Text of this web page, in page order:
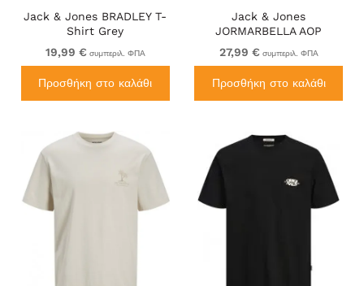
Jack & Jones BRADLEY T-
Shirt Grey
19,99 € συμπεριλ. ΦΠΑ
Προσθήκη στο καλάθι
Jack & Jones
JORMARBELLA AOP
BRANDING T-Shirt Bright
White
27,99 € συμπεριλ. ΦΠΑ
Προσθήκη στο καλάθι